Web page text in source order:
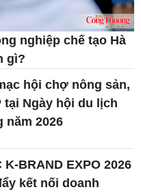
nghiệp chế tạo Hà
gì?
hội chợ nông sản,
tại Ngày hội du lịch
năm 2026
K-BRAND EXPO 2026
kết nối doanh